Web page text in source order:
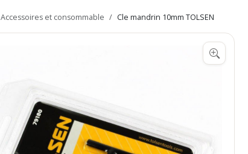
Accessoires et consommable / Cle mandrin 10mm TOLSEN